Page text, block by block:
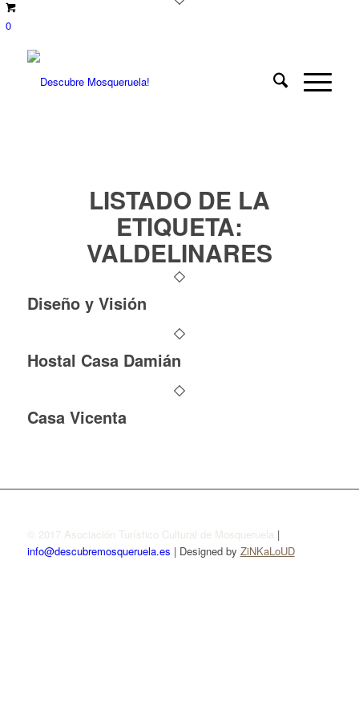
0
LISTADO DE LA
ETIQUETA:
VALDELINARES
Diseño y Visión
Hostal Casa Damián
Casa Vicenta
© 2017 Asociación Turístico Cultural de Mosqueruela|
info@descubremosqueruela.es | Designed by ZiNKaLoUD